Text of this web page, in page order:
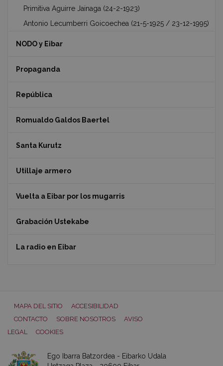
Primitiva Aguirre Jainaga (24-2-1923)
Antonio Lecumberri Goicoechea (21-5-1925 / 23-12-1995)
NODO y Eibar
Propaganda
República
Romualdo Galdos Baertel
Santa Kurutz
Utillaje armero
Vuelta a Eibar por los mugarris
Grabación Ustekabe
La radio en Eibar
MAPA DEL SITIO
ACCESIBILIDAD
CONTACTO
SOBRE NOSOTROS
AVISO
LEGAL
COOKIES
Ego Ibarra Batzordea - Eibarko Udala